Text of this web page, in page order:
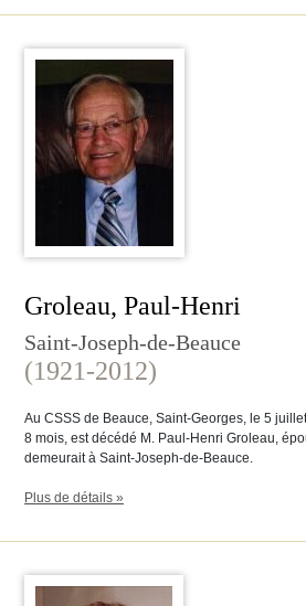
Groleau, Paul-Henri
Saint-Joseph-de-Beauce
(1921-2012)
Au CSSS de Beauce, Saint-Georges, le 5
8 mois, est décédé M. Paul-Henri Groleau,
demeurait à Saint-Joseph-de-Beauce.
Plus de détails »